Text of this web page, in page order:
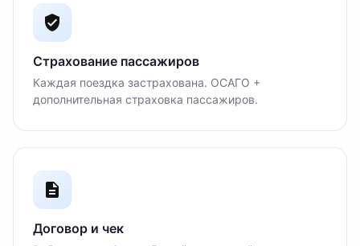
Страхование пассажиров
Каждая поездка застрахована. ОСАГО +
дополнительная страховка пассажиров.
Договор и чек